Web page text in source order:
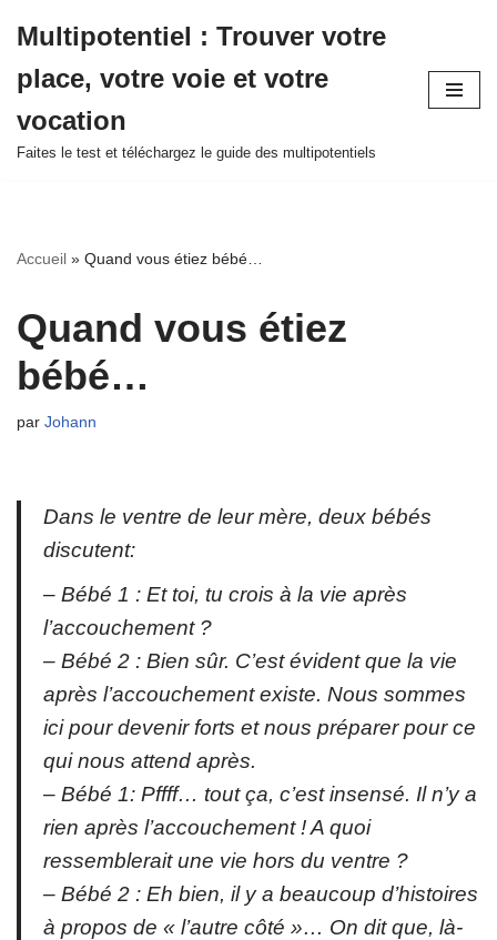
au
contenu
Multipotentiel : Trouver votre
place, votre voie et votre
vocation
Faites le test et téléchargez le guide des multipotentiels
Accueil » Quand vous étiez bébé…
Quand vous étiez
bébé…
par Johann
Dans le ventre de leur mère, deux bébés
discutent:
– Bébé 1 : Et toi, tu crois à la vie après
l’accouchement ?
– Bébé 2 : Bien sûr. C’est évident que la vie
après l’accouchement existe. Nous sommes
ici pour devenir forts et nous préparer pour ce
qui nous attend après.
– Bébé 1: Pffff… tout ça, c’est insensé. Il n’y a
rien après l’accouchement ! A quoi
ressemblerait une vie hors du ventre ?
– Bébé 2 : Eh bien, il y a beaucoup d’histoires
à propos de « l’autre côté »… On dit que, là-